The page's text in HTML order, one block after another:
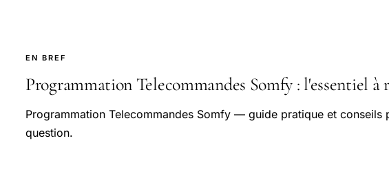
EN BREF
Programmation Telecommandes Somfy : l'essentiel à
Programmation Telecommandes Somfy — guide pratique et conseils
question.